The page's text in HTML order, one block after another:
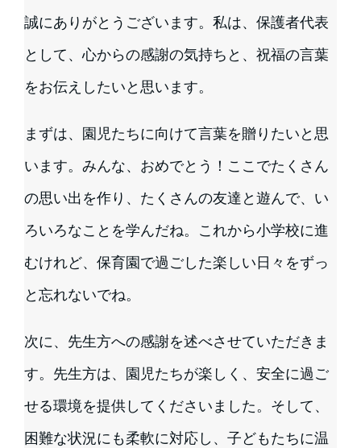
誠にありがとうございます。私は、保護者代表
として、心からの感謝の気持ちと、祝福の言葉
をお伝えしたいと思います。
まずは、園児たちに向けて言葉を贈りたいと思
います。みんな、おめでとう！ここでたくさん
の思い出を作り、たくさんの友達と遊んで、い
ろいろなことを学んだね。これから小学校に進
むけれど、保育園で過ごした楽しい日々をずっ
と忘れないでね。
次に、先生方への感謝を述べさせていただきま
す。先生方は、園児たちが楽しく、安全に過ご
せる環境を提供してくださいました。そして、
困難な状況にも柔軟に対応し、子どもたちに温